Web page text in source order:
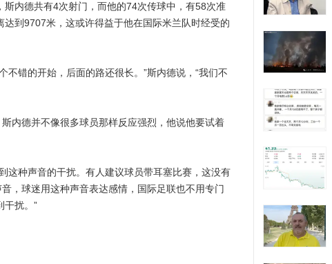
内德共有4次射门，而他的74次传球中，有58次准
到9707米，这或许得益于他在国际米兰队时经受的
错的开始，后面的路还很长。”斯内德说，“我们不
德并不像很多球员那样反应强烈，他说他要试着
种声音的干扰。有人建议球员带耳塞比赛，这没有
，球迷用这种声音表达感情，国际足联也不用专门
干扰。”